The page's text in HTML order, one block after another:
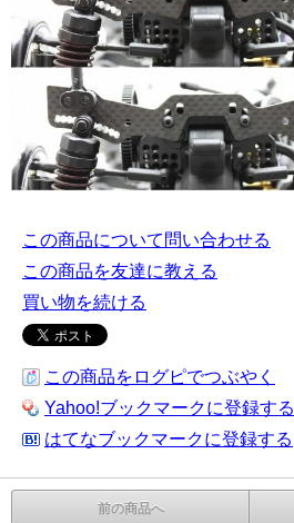
この商品について問い合わせる
この商品を友達に教える
買い物を続ける
この商品をログピでつぶやく
Yahoo!ブックマークに登録する
はてなブックマークに登録する
前の商品へ